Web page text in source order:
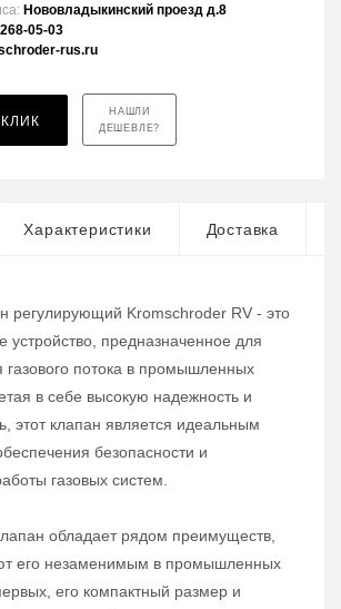
Нововладыкинский проезд д.8
05-03
rus.ru
НАШЛИ
ДЕШЕВЛЕ?
Характеристики Доставка
регулирующий Kromschroder RV - это
устройство, предназначенное для
газового потока в промышленных
в себе высокую надежность и
этот клапан является идеальным
безопасности и
газовых систем.
обладает рядом преимуществ,
его незаменимым в промышленных
его компактный размер и